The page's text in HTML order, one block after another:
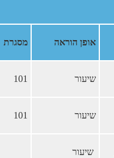
אופן הוראה מסגרת
שיעור 101
שיעור 101
שיעור